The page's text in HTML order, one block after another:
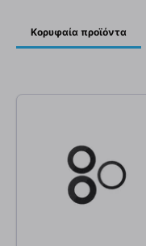
Κορυφαία προϊόντα